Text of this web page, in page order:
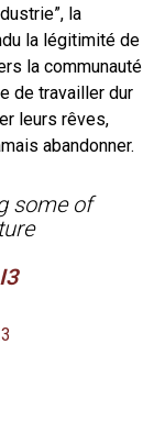
la
la légitimité de
la communauté
de travailler dur
leurs rêves,
abandonner.
some of